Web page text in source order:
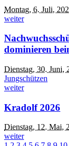
Montag, 6. Juli,
weiter
dominieren
Dienstag, 30. Juni,
Jungschützen
weiter
Kradolf 2026
Dienstag, 12. Mai,
weiter